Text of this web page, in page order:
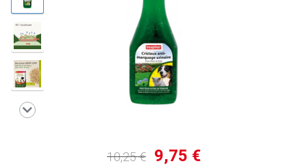
10,25 € 9,75 €